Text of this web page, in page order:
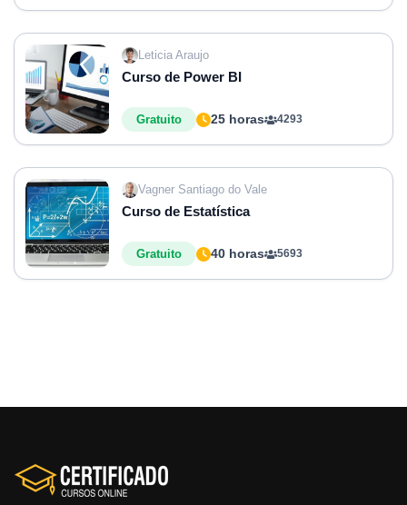
Leticia Araujo
Curso de Power BI
25 horas
Gratuito 4293
Vagner Santiago do Vale
Curso de Estatística
40 horas
Gratuito 5693